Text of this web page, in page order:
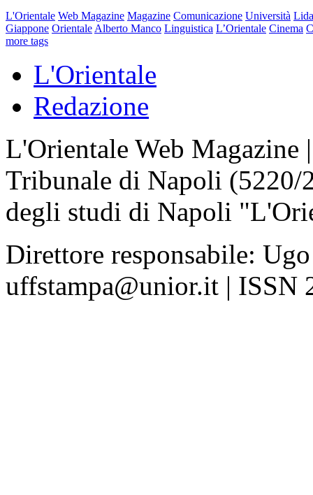
L'Orientale Web Magazine Magazine Comunicazione Università
Giappone Orientale Alberto Manco Linguistica L’Orientale Cinema
more tags
L'Orientale
Redazione
L'Orientale Web Magazine
Tribunale di Napoli
degli studi di Napoli
Direttore responsabile:
uffstampa@unior.it | ISSN